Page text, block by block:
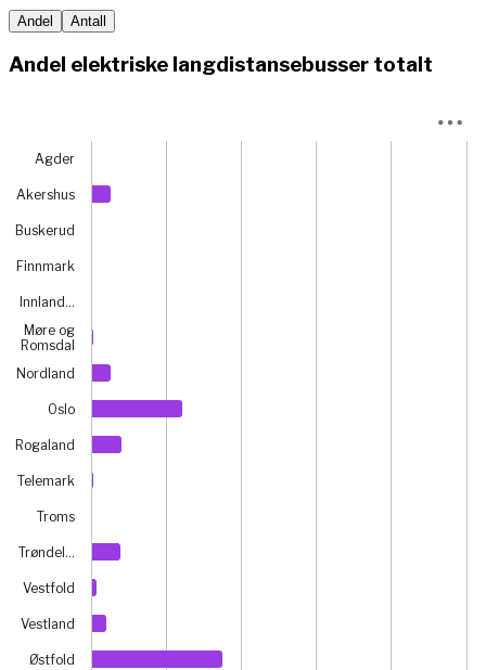
Andel Antall
Andel elektriske langdistansebusser totalt
Bar chart with 15 bars.
View as data table, Chart
The chart has 1 Y axis displaying prosent. Data ranges
Agder
Akershus
Buskerud
Finnmark
Innland…
Møre og
Romsdal
Nordland
Oslo
Rogaland
Telemark
Troms
Trøndel…
Vestfold
Vestland
Østfold